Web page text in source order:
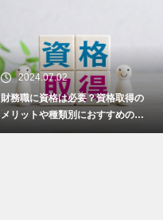
2024.07.02
財務職に資格は必要？資格取得の
メリットや種類別におすすめの資
格をご紹介します